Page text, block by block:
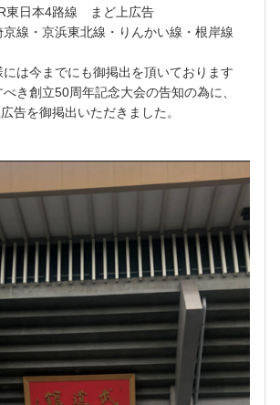
東日本4路線 まど上広告
東北線・りんかい線・根岸線
は今までにも御掲出を頂いております
き創立50周年記念大会の告知の為に、
告を御掲出いただきました。